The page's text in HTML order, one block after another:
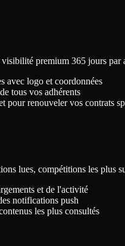
premium 365 jours
avec logo et coordonnées
tous vos adhérents
pour renouveler vos contrats
lues, compétitions les plus
et de l'activité
notifications push
les plus consultés